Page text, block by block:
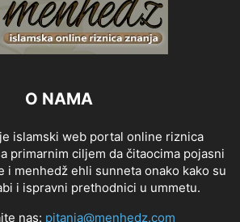
O NAMA
islamski web portal online riznica
primarnim ciljem da čitaocima pojasni
i menhedž ehli sunneta onako kako su
i ispravni prethodnici u ummetu.
nas: pitanja@menhedz.com